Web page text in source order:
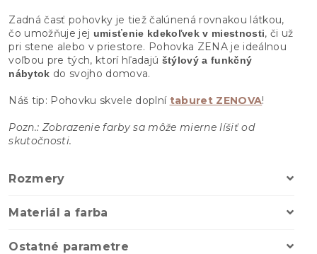
Zadná časť pohovky je tiež čalúnená rovnakou látkou,
čo umožňuje jej umisťenie kdekoľvek v miestnosti, či už
pri stene alebo v priestore. Pohovka ZENA je ideálnou
voľbou pre tých, ktorí hľadajú štýlový a funkčný
nábytok do svojho domova.
Náš tip: Pohovku skvele doplní taburet ZENOVA!
Pozn.: Zobrazenie farby sa môže mierne líšiť od
skutočnosti.
Rozmery
Materiál a farba
Ostatné parametre